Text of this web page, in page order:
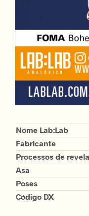
Nome Lab:Lab
Fabricante
Processos de
Asa
Poses
Código DX